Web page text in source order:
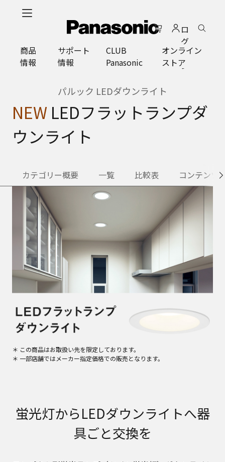
ロ
グ
イ
ン
商品
情報
サポート
情報
CLUB
Panasonic
オンライン
ストア
パルック LEDダウンライト
NEW LEDフラットランプダ
ウンライト
カテゴリー概要 一覧 比較表 コンテンツ
＊ この商品はお取扱い先を限定しております。
＊ 一部店舗ではメーカー指定価格での販売となります。
蛍光灯からLEDダウンライトへ器
具ごと交換を